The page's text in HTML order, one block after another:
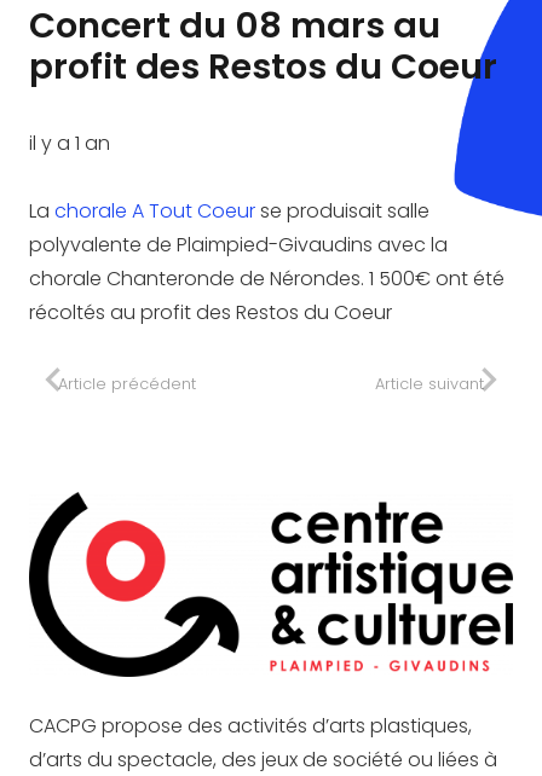
Concert du 08 mars au
profit des Restos du Coeur
il y a 1 an
La chorale A Tout Coeurse produisait salle
polyvalente de Plaimpied-Givaudins avec la
chorale Chanteronde de Nérondes. 1 500€ ont été
récoltés au profit des Restos du Coeur
Article précédent Article suivant
CACPG propose des activités d’arts plastiques,
d’arts du spectacle, des jeux de société ou liées à